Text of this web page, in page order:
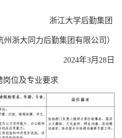
后勤集团
州浙大同力后勤集团有限公司）
2024年3月 28 日
岗位及专业要求